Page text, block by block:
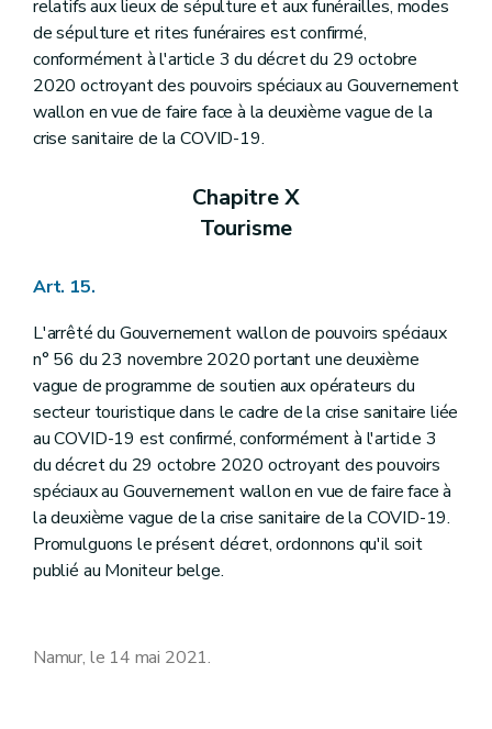
relatifs aux lieux de sépulture et aux funérailles, modes
de sépulture et rites funéraires est confirmé,
conformément à l'article 3 du décret du 29 octobre
2020 octroyant des pouvoirs spéciaux au Gouvernement
wallon en vue de faire face à la deuxième vague de la
crise sanitaire de la COVID-19.
Chapitre X
Tourisme
Art. 15.
L'arrêté du Gouvernement wallon de pouvoirs spéciaux
n° 56 du 23 novembre 2020 portant une deuxième
vague de programme de soutien aux opérateurs du
secteur touristique dans le cadre de la crise sanitaire liée
au COVID-19 est confirmé, conformément à l'article 3
du décret du 29 octobre 2020 octroyant des pouvoirs
spéciaux au Gouvernement wallon en vue de faire face à
la deuxième vague de la crise sanitaire de la COVID-19.
Promulguons le présent décret, ordonnons qu'il soit
publié au Moniteur belge.
Namur, le 14 mai 2021.